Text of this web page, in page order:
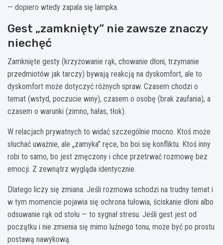
— dopiero wtedy zapala się lampka.
Gest „zamknięty” nie zawsze znaczy
niechęć
Zamknięte gesty (krzyżowanie rąk, chowanie dłoni, trzymanie
przedmiotów jak tarczy) bywają reakcją na dyskomfort, ale to
dyskomfort może dotyczyć różnych spraw. Czasem chodzi o
temat (wstyd, poczucie winy), czasem o osobę (brak zaufania), a
czasem o warunki (zimno, hałas, tłok).
W relacjach prywatnych to widać szczególnie mocno. Ktoś może
słuchać uważnie, ale „zamyka” ręce, bo boi się konfliktu. Ktoś inny
robi to samo, bo jest zmęczony i chce przetrwać rozmowę bez
emocji. Z zewnątrz wygląda identycznie.
Dlatego liczy się zmiana. Jeśli rozmowa schodzi na trudny temat i
w tym momencie pojawia się ochrona tułowia, ściskanie dłoni albo
odsuwanie rąk od stołu — to sygnał stresu. Jeśli gest jest od
początku i nie zmienia się mimo luźnego tonu, może być po prostu
postawą nawykową.